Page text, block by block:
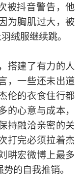
被抖音警告，他
为胸肌过大，被
绒服继续跳。
搭建了有力的人
，一些还未出道
伦的衣食住行都
的心意与成本，
持融洽亲密的关
打完必须拉着杰
畊宏微博上最多
的自我推销。